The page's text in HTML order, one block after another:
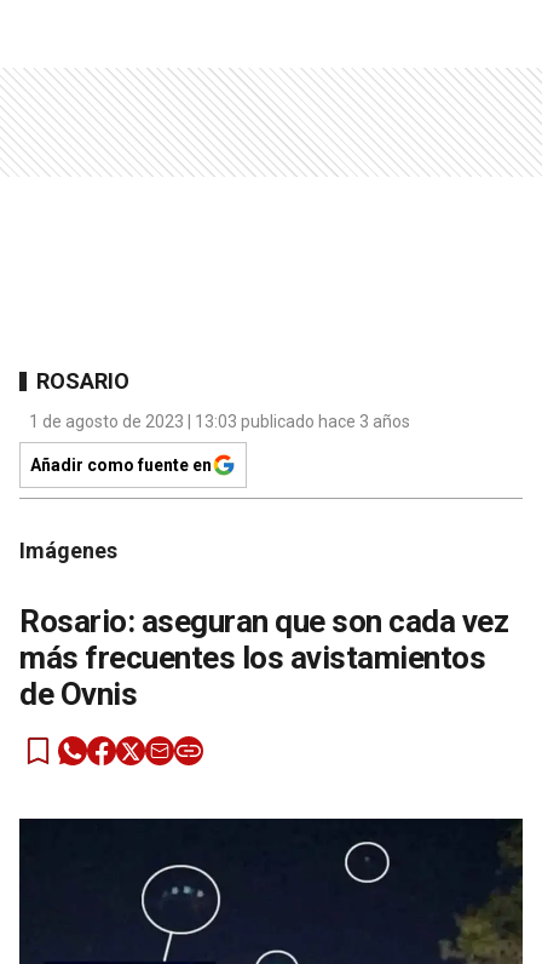
ROSARIO
1 de agosto de 2023 | 13:03 publicado hace 3 años
Añadir como fuente en
Imágenes
Rosario: aseguran que son cada vez
más frecuentes los avistamientos
de Ovnis